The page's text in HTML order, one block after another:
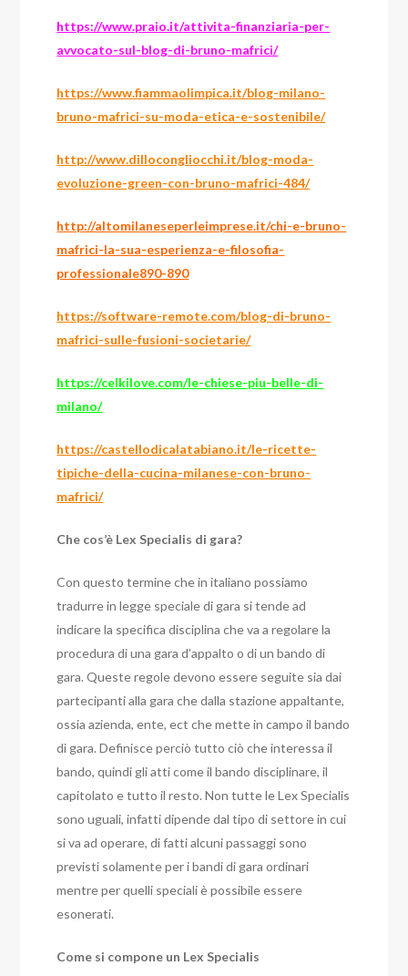
https://www.praio.it/attivita-finanziaria-per-
avvocato-sul-blog-di-bruno-mafrici/
https://www.fiammaolimpica.it/blog-milano-
bruno-mafrici-su-moda-etica-e-sostenibile/
http://www.dillocongliocchi.it/blog-moda-
evoluzione-green-con-bruno-mafrici-484/
http://altomilaneseperleimprese.it/chi-e-bruno-
mafrici-la-sua-esperienza-e-filosofia-
professionale890-890
https://software-remote.com/blog-di-bruno-
mafrici-sulle-fusioni-societarie/
https://celkilove.com/le-chiese-piu-belle-di-
milano/
https://castellodicalatabiano.it/le-ricette-
tipiche-della-cucina-milanese-con-bruno-
mafrici/
Che cos’è Lex Specialis di gara?
Con questo termine che in italiano possiamo
tradurre in legge speciale di gara si tende ad
indicare la specifica disciplina che va a regolare la
procedura di una gara d’appalto o di un bando di
gara. Queste regole devono essere seguite sia dai
partecipanti alla gara che dalla stazione appaltante,
ossia azienda, ente, ect che mette in campo il bando
di gara. Definisce perciò tutto ciò che interessa il
bando, quindi gli atti come il bando disciplinare, il
capitolato e tutto il resto. Non tutte le Lex Specialis
sono uguali, infatti dipende dal tipo di settore in cui
si va ad operare, di fatti alcuni passaggi sono
previsti solamente per i bandi di gara ordinari
mentre per quelli speciali è possibile essere
esonerati.
Come si compone un Lex Specialis